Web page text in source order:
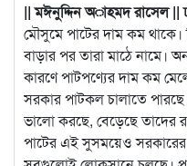
|| মঈনুদ্দিন অাহমদ রাসেল
মৌসুমে পাটের দাম কম থাকে।
বাড়ার পর তারা মাঠে নামে।
কারণেপাটপণ্যের দাম কম
সরকার পাটকল চালাতে
ভালো করছে, বেড়েছে তাদের
পাটের এই সুসময়েও সরকারের